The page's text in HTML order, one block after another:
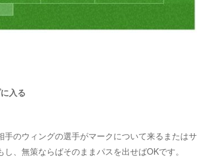
入る
のウィングの選手がマークについて来るまたはサ
、無策ならばそのままパスを出せばOKです。